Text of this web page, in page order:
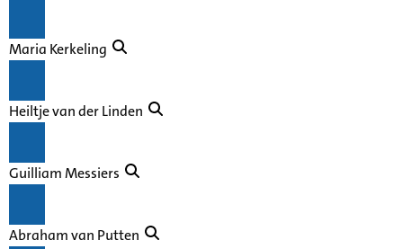
Maria Kerkeling
Heiltje van der Linden
Guilliam Messiers
Abraham van Putten